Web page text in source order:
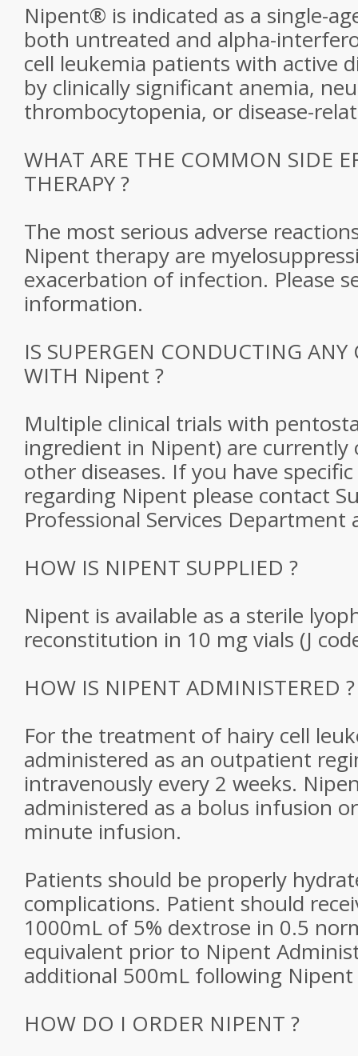
Nipent® is indicated as a single-
both untreated and alpha-
cell leukemia patients with active
by clinically significant anemia,
thrombocytopenia, or disease-
WHAT ARE THE COMMON SIDE
THERAPY ?
The most serious adverse
Nipent therapy are
exacerbation of infection. Please
information.
IS SUPERGEN CONDUCTING ANY
WITH Nipent ?
Multiple clinical trials with
ingredient in Nipent) are currently
other diseases. If you have
regarding Nipent please contact
Professional Services Department
HOW IS NIPENT SUPPLIED ?
Nipent is available as a sterile
reconstitution in 10 mg vials (J
HOW IS NIPENT ADMINISTERED ?
For the treatment of hairy cell
administered as an outpatient
intravenously every 2 weeks.
administered as a bolus infusion
minute infusion.
Patients should be properly
complications. Patient should
1000mL of 5% dextrose in 0.5
equivalent prior to Nipent
additional 500mL following
HOW DO I ORDER NIPENT ?